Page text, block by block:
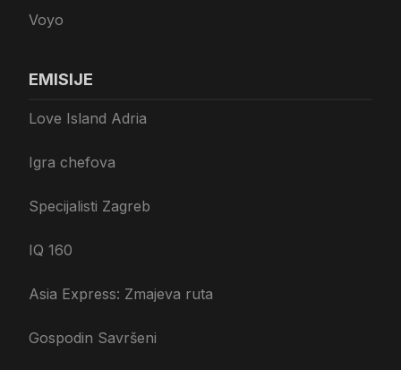
Voyo
EMISIJE
Love Island Adria
Igra chefova
Specijalisti Zagreb
IQ 160
Asia Express: Zmajeva ruta
Gospodin Savršeni